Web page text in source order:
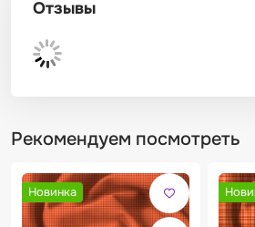
Отзывы
Рекомендуем посмотреть
Новинка